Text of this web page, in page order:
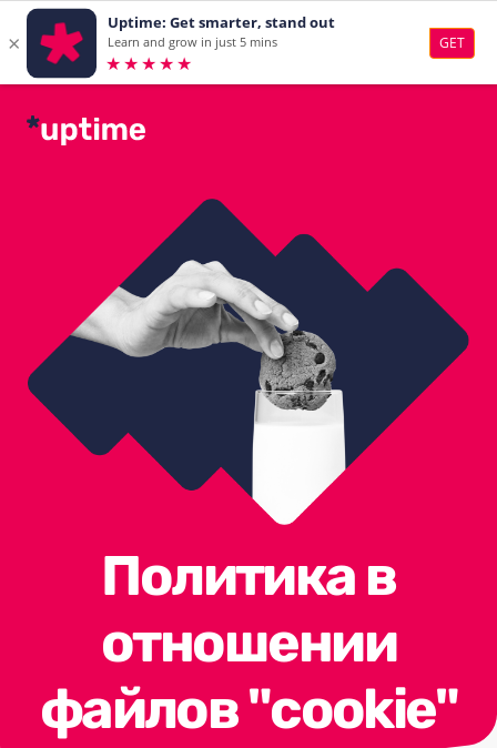
Политика в
отношении
файлов "cookie"